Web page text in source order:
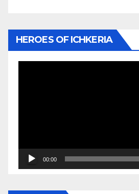
HEROES OF ICHKERIA
00:00